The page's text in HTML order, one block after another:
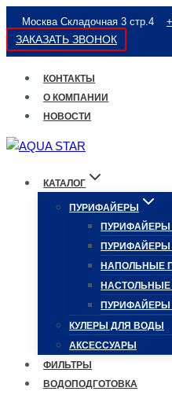
Перейти
к
содержимому
Москва Складочная 3 стр.4
ЗАКАЗАТЬ ЗВОНОК
КОНТАКТЫ
О КОМПАНИИ
НОВОСТИ
КАТАЛОГ
ПУРИФАЙЕРЫ
ПУРИФАЙЕРЫ
ПУРИФАЙЕРЫ
НАПОЛЬНЫЕ
КУЛЕРЫ ДЛЯ ВОДЫ
АКСЕССУАРЫ
ФИЛЬТРЫ
ВОДОПОДГОТОВКА